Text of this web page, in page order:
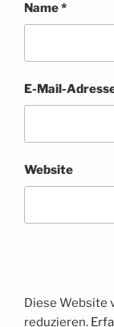
Name*
E-Mail-
Website
Diese Website
reduzieren.